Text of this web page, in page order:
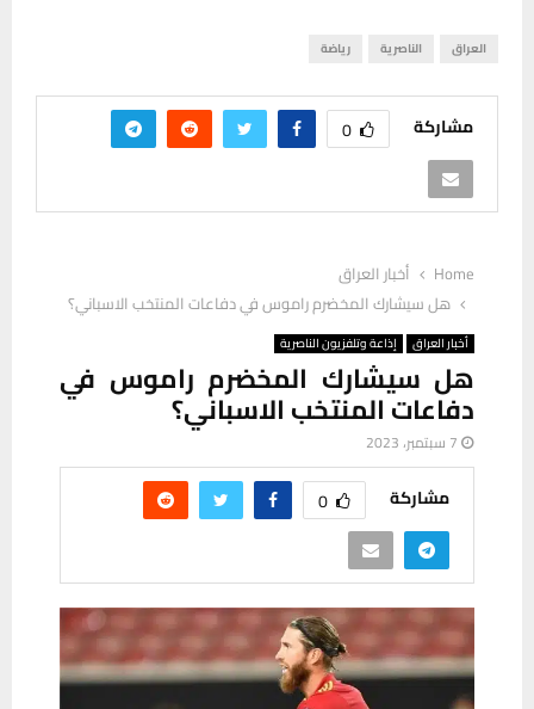
العراق الناصرية رياضة
مشاركة 0
Home
أخبار العراق
هل سيشارك المخضرم راموس في دفاعات المنتخب الاسباني؟
أخبار العراق إذاعة وتلفزيون الناصرية
هل سيشارك المخضرم راموس في
دفاعات المنتخب الاسباني؟
7 سبتمبر، 2023
مشاركة 0